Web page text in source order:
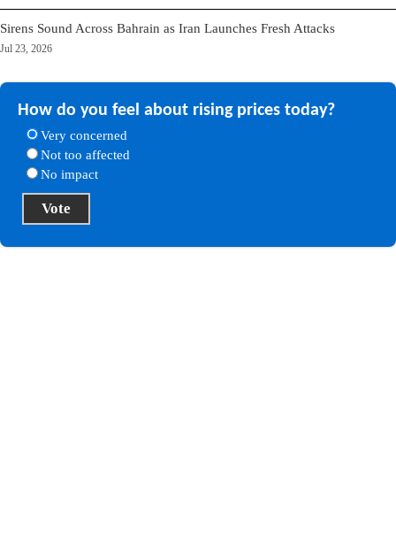
Sirens Sound Across Bahrain as Iran Launches Fresh Attacks
Jul 23, 2026
How do you feel about rising prices today?
Very concerned
Not too affected
No impact